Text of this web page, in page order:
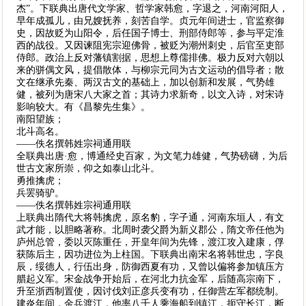
杰”。下联典出唐代文学家、哲学家韩愈，字退之，河南河阳人，
早年成孤儿，由兄嫂抚养，刻苦自学。贞元年间进士，官监察御
史，因故贬为山阳令，后任国子博士、刑部侍郎等，参与平定淮
西的战役。又因谏阻宪宗迎佛骨，被贬为潮州刺史，后官至吏部
侍郎。政治上反对藩镇割据，思想上尊儒排佛。极力反对六朝以
来的骈偶文风，提倡散体，与柳宗元同为古文运动的倡导者；散
文在继承先秦、两汉古文的基础上，加以创新和发展，气势雄
健，被列为唐宋八大家之首；其诗力求新奇，以文入诗，对宋诗
影响较大。有《昌黎先生集》。
南阳望族；
北斗高名。
——佚名撰韩姓宗祠通用联
全联典出唐·愈，博通经史百家，为文笔力雄健，气势磅礴，为后
世古文家所崇，仰之如泰山北斗。
勇推擒虎；
兵罢骑驴。
——佚名撰韩姓宗祠通用联
上联典出隋代大将韩擒虎，原名豹，字子通，河南东垣人，有文
武才能，以胆略著称。北周时袭父爵为新义郡公，隋文帝任他为
庐州总管，委以灭陈重任，开皇年间为先锋，渡江攻入建康，俘
获陈后主，因功进位为上柱国。下联典出南宋名将韩世忠，字良
辰，绥德人，行伍出身，防御西夏有功，又曾以偏将参加镇压方
腊起义军。宋金战争开始后，在河北力抗金军，后随高宗南下，
升至浙西制置使，因讨伐刘正彦兵变有功，任御营左军都统制。
建炎年间，金兵渡江，他率八千人乘海船到镇江，扼守长江，断